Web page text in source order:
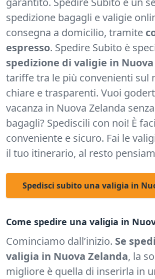
spedizione bagagli e valigie
consegna a domicilio, tramite
espresso. Spedire Subito è
spedizione di valigie in
tariffe tra le più convenienti sul
chiare e trasparenti. Vuoi
vacanza in Nuova Zelanda
bagagli? Spediscili con noi! È
conveniente e sicuro. Fai le
il tuo itinerario, al resto
Spedisci subito una valigia in
Come spedire una valigia in
Cominciamo dall’inizio. Se
valigia in Nuova Zelanda, la
migliore è quella di inserirla in